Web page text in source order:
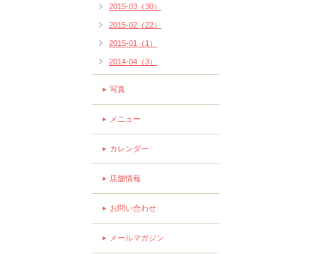
2015-03（30）
2015-02（22）
2015-01（1）
2014-04（3）
写真
メニュー
カレンダー
店舗情報
お問い合わせ
メールマガジン